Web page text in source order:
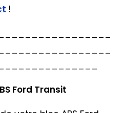
!
Ford Transit